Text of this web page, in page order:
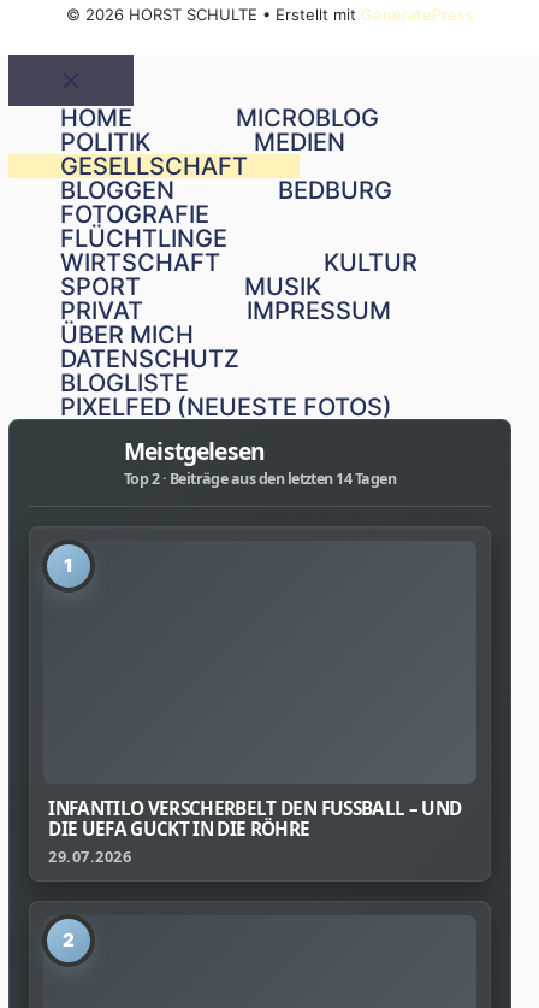
© 2026 HORST SCHULTE • Erstellt mit GeneratePress
Schließen
HOME
MICROBLOG
POLITIK
MEDIEN
GESELLSCHAFT
BLOGGEN
BEDBURG
FOTOGRAFIE
FLÜCHTLINGE
WIRTSCHAFT
KULTUR
SPORT
MUSIK
PRIVAT
IMPRESSUM
ÜBER MICH
DATENSCHUTZ
BLOGLISTE
PIXELFED (NEUESTE FOTOS)
Meistgelesen
Top 2 · Beiträge aus den letzten 14 Tagen
1
INFANTILO VERSCHERBELT DEN FUSSBALL – UND D
IE UEFA GUCKT IN DIE RÖHRE
29.07.2026
2